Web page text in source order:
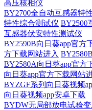
高压核相仪
BY2700全自动互感器特
特性综合测试仪 BY2500
互感器伏安特性测试仪
BY2590B向日葵app官方
方下载网站进入
BY2580A向日葵app官方
向日葵app官方下载网站
BYZGF系列向日葵视频
向日葵视频app安卓下载
BYDW无局部放电试验